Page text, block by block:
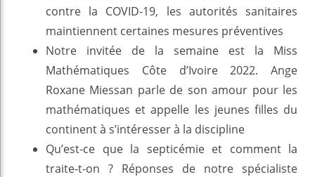
contre la COVID-19, les autorités sanitaires
maintiennent certaines mesures préventives
Notre invitée de la semaine est la Miss
Mathématiques Côte d’Ivoire 2022. Ange
Roxane Miessan parle de son amour pour les
mathématiques et appelle les jeunes filles du
continent à s’intéresser à la discipline
Qu’est-ce que la septicémie et comment la
traite-t-on ? Réponses de notre spécialiste